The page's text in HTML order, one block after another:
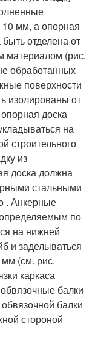
мм, а опорная
отделена от
материалом (рис.
обработанных
поверхности
изолированы от
доска
на
строительного
из
доска должна
стальными
. Анкерные
по
на нижней
и заделываться
мм (см. рис.
каркаса
балки
балки
стороной